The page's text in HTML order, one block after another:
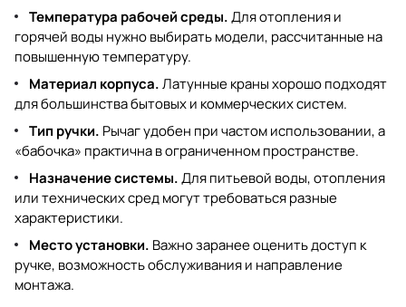
Температура рабочей среды.Для отопления и
горячей воды нужно выбирать модели, рассчитанные на
повышенную температуру.
Материал корпуса.Латунные краны хорошо подходят
для большинства бытовых и коммерческих систем.
Тип ручки. Рычаг удобен при частом использовании, а
«бабочка» практична в ограниченном пространстве.
Назначение системы.Для питьевой воды, отопления
или технических сред могут требоваться разные
характеристики.
Место установки. Важно заранее оценить доступ к
ручке, возможность обслуживания и направление
монтажа.